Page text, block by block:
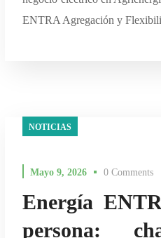
ENTRA Agregación y
NOTICIAS
Mayo 9, 2026 0 Comments
Energía
persona: